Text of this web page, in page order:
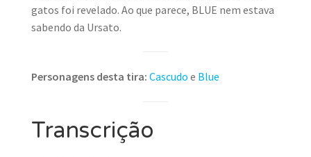
gatos foi revelado. Ao que parece, BLUE nem estava
sabendo da Ursato.
Personagens desta tira: Cascudo e Blue
Transcrição